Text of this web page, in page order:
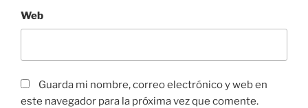
Web
Guarda mi nombre, correo electrónico y web en
este navegador para la próxima vez que comente.